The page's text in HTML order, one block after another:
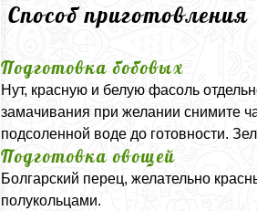
Способ приготовления
Подготовка бобовых
Нут, красную и белую фасоль
замачивания при желании снимите
подсоленной воде до готовности.
Подготовка овощей
Болгарский перец, желательно
полукольцами.